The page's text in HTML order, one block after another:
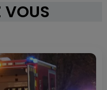
VOUS